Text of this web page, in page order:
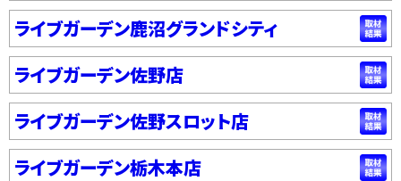
ライブガーデン鹿沼グランドシティ
ライブガーデン佐野店
ライブガーデン佐野スロット店
ライブガーデン栃木本店